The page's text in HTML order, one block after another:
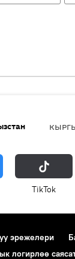
ТikТоk
эрежелери
логирлөө